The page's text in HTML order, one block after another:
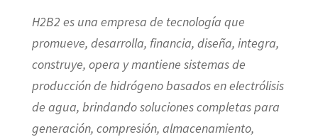
H2B2 es una empresa de tecnología que
promueve, desarrolla, financia, diseña, integra,
construye, opera y mantiene sistemas de
producción de hidrógeno basados ​​en electrólisis
de agua, brindando soluciones completas para
generación, compresión, almacenamiento,